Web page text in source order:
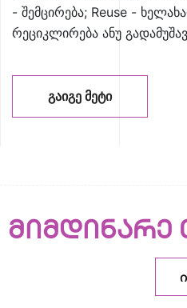
- შემცირება; Reuse -
რეციკლირება ანუ
ᲒᲐᲘᲒᲔ ᲛᲔᲢᲘ
მიმდინარე